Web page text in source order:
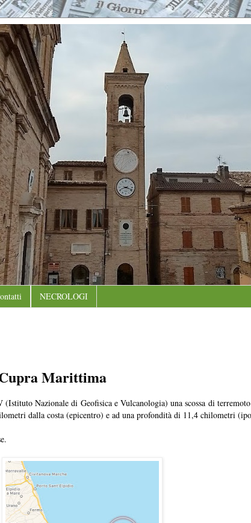
NECROLOGI
Marittima
(Istituto Nazionale di Geofisica e Vulcanologia) una scossa di
dalla costa (epicentro) e ad una profondità di 11,4 chilometri